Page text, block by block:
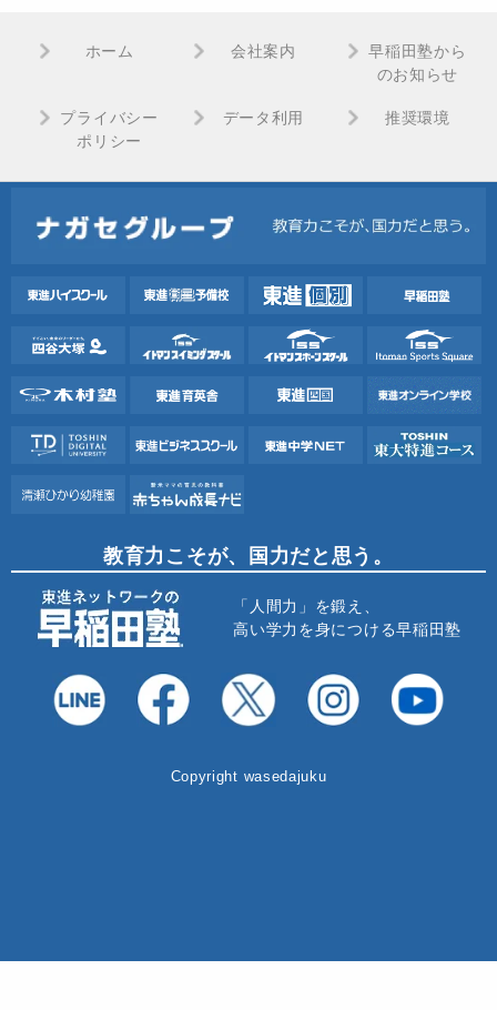
ホーム 会社案内
早稲田塾から
のお知らせ
プライバシー
ポリシー
データ利用 推奨環境
教育力こそが、国力だと思う。
「人間力」を鍛え、
高い学力を身につける早稲田塾
Copyright wasedajuku